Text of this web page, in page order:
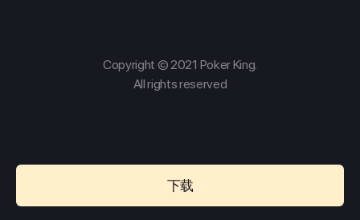
Copyright © 2021 Poker King.
All rights reserved
下载